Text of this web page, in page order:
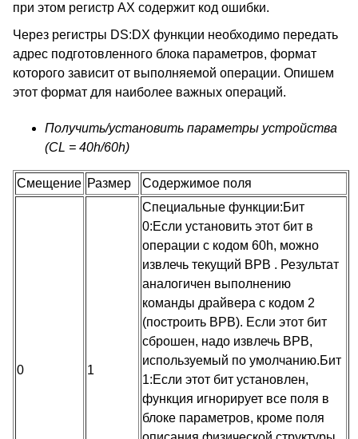
при этом регистр AX содержит код ошибки.
Через регистры DS:DX функции необходимо передать
адрес подготовленного блока параметров, формат
которого зависит от выполняемой операции. Опишем
этот формат для наиболее важных операций.
Получить/установить параметры устройства
(CL = 40h/60h)
Смещение Размер Содержимое поля
0 1
Специальные функции:Бит
0:Если установить этот бит в
операции с кодом 60h, можно
извлечь текущий BPB . Результат
аналогичен выполнению
команды драйвера с кодом 2
(построить BPB). Если этот бит
сброшен, надо извлечь BPB,
используемый по умолчанию.Бит
1:Если этот бит установлен,
функция игнорирует все поля в
блоке параметров, кроме поля